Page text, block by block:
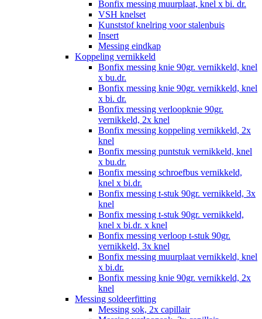
Bonfix messing muurplaat, knel x bi. dr.
VSH knelset
Kunststof knelring voor stalenbuis
Insert
Messing eindkap
Koppeling vernikkeld
Bonfix messing knie 90gr. vernikkeld, knel
x bu.dr.
Bonfix messing knie 90gr. vernikkeld, knel
x bi. dr.
Bonfix messing verloopknie 90gr.
vernikkeld, 2x knel
Bonfix messing koppeling vernikkeld, 2x
knel
Bonfix messing puntstuk vernikkeld, knel
x bu.dr.
Bonfix messing schroefbus vernikkeld,
knel x bi.dr.
Bonfix messing t-stuk 90gr. vernikkeld, 3x
knel
Bonfix messing t-stuk 90gr. vernikkeld,
knel x bi.dr. x knel
Bonfix messing verloop t-stuk 90gr.
vernikkeld, 3x knel
Bonfix messing muurplaat vernikkeld, knel
x bi.dr.
Bonfix messing knie 90gr. vernikkeld, 2x
knel
Messing soldeerfitting
Messing sok, 2x capillair